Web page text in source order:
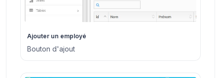
Ajouter un employé
Bouton d'ajout